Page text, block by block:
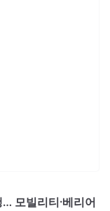
… 모빌리티·베리어